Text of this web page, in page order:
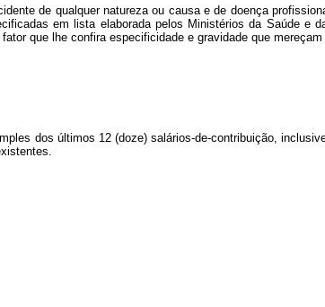
de qualquer natureza ou causa e de doença
em lista elaborada pelos Ministérios da Saúde e
que lhe confira especificidade e gravidade que
dos últimos 12 (doze) salários-de-contribuição,